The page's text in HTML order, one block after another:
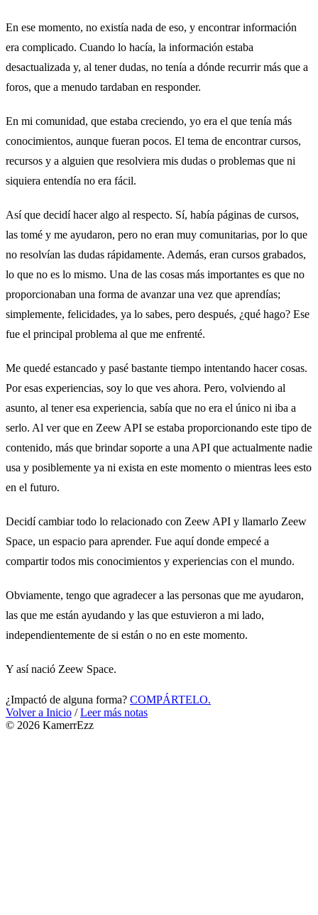
En ese momento, no existía nada de eso, y encontrar información
era complicado. Cuando lo hacía, la información estaba
desactualizada y, al tener dudas, no tenía a dónde recurrir más que a
foros, que a menudo tardaban en responder.
En mi comunidad, que estaba creciendo, yo era el que tenía más
conocimientos, aunque fueran pocos. El tema de encontrar cursos,
recursos y a alguien que resolviera mis dudas o problemas que ni
siquiera entendía no era fácil.
Así que decidí hacer algo al respecto. Sí, había páginas de cursos,
las tomé y me ayudaron, pero no eran muy comunitarias, por lo que
no resolvían las dudas rápidamente. Además, eran cursos grabados,
lo que no es lo mismo. Una de las cosas más importantes es que no
proporcionaban una forma de avanzar una vez que aprendías;
simplemente, felicidades, ya lo sabes, pero después, ¿qué hago? Ese
fue el principal problema al que me enfrenté.
Me quedé estancado y pasé bastante tiempo intentando hacer cosas.
Por esas experiencias, soy lo que ves ahora. Pero, volviendo al
asunto, al tener esa experiencia, sabía que no era el único ni iba a
serlo. Al ver que en Zeew API se estaba proporcionando este tipo de
contenido, más que brindar soporte a una API que actualmente nadie
usa y posiblemente ya ni exista en este momento o mientras lees esto
en el futuro.
Decidí cambiar todo lo relacionado con Zeew API y llamarlo Zeew
Space, un espacio para aprender. Fue aquí donde empecé a
compartir todos mis conocimientos y experiencias con el mundo.
Obviamente, tengo que agradecer a las personas que me ayudaron,
las que me están ayudando y las que estuvieron a mi lado,
independientemente de si están o no en este momento.
Y así nació Zeew Space.
¿Impactó de alguna forma? COMPÁRTELO.
Volver a Inicio / Leer más notas
© 2026 KamerrEzz